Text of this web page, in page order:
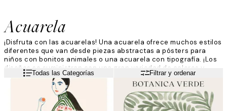
Acuarela
¡Disfruta con las acuarelas! Una acuarela ofrece muchos estilos
diferentes que van desde piezas abstractas a pósters para
niños con bonitos animales o una acuarela con tipografía. ¡Los
diseños se suministran con una gran variedad de colores y
cuando busques en esta categoría seguro que encuentras tu
nuevo favorito!
Leer másTodas las Categorías Filtrar y ordenar